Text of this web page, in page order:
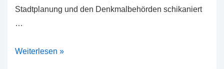
Stadtplanung und den Denkmalbehörden schikaniert
…
Das
Weiterlesen »